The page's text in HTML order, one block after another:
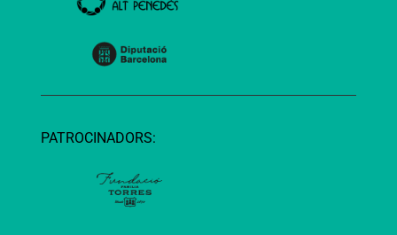
PATROCINADORS: